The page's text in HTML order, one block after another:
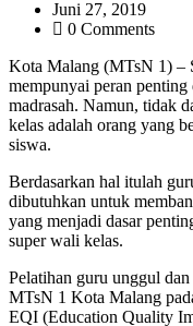
Juni 27, 2019
0 Comments
Kota Malang (MTsN 1) –
mempunyai peran penting
madrasah. Namun, tidak
kelas adalah orang yang
siswa.
Berdasarkan hal itulah
dibutuhkan untuk
yang menjadi dasar
super wali kelas.
Pelatihan guru unggul
MTsN 1 Kota Malang
EQI (Education Quality